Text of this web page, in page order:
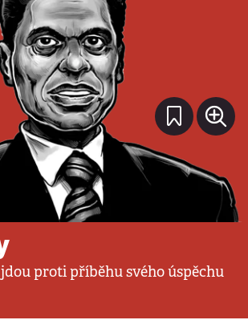
minut
svět bát se
proti příběhu svého úspěchu